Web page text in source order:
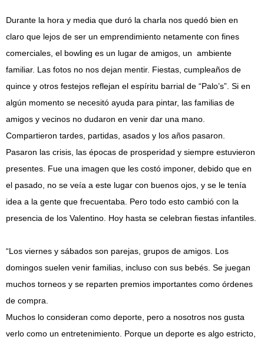
Durante la hora y media que duró la charla nos quedó bien en
claro que lejos de ser un emprendimiento netamente con fines
comerciales, el bowling es un lugar de amigos, un ambiente
familiar. Las fotos no nos dejan mentir. Fiestas, cumpleaños de
quince y otros festejos reflejan el espíritu barrial de “Palo’s”. Si en
algún momento se necesitó ayuda para pintar, las familias de
amigos y vecinos no dudaron en venir dar una mano.
Compartieron tardes, partidas, asados y los años pasaron.
Pasaron las crisis, las épocas de prosperidad y siempre estuvieron
presentes. Fue una imagen que les costó imponer, debido que en
el pasado, no se veía a este lugar con buenos ojos, y se le tenía
idea a la gente que frecuentaba. Pero todo esto cambió con la
presencia de los Valentino. Hoy hasta se celebran fiestas infantiles.
“Los viernes y sábados son parejas, grupos de amigos. Los
domingos suelen venir familias, incluso con sus bebés. Se juegan
muchos torneos y se reparten premios importantes como órdenes
de compra.
Muchos lo consideran como deporte, pero a nosotros nos gusta
verlo como un entretenimiento. Porque un deporte es algo estricto,